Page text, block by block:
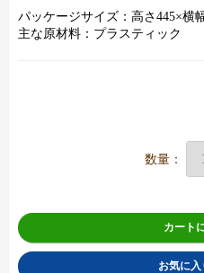
パッケージサイズ：高さ445×横
主な原材料：プラスティック
数量：
カート
お気に